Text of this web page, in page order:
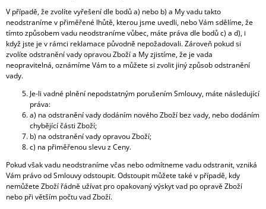
V případě, že zvolíte vyřešení dle bodů a) nebo b) a My vadu takto
neodstraníme v přiměřené lhůtě, kterou jsme uvedli, nebo Vám sdělíme, že
tímto způsobem vadu neodstraníme vůbec, máte práva dle bodů c) a d), i
když jste je v rámci reklamace původně nepožadovali. Zároveň pokud si
zvolíte odstranění vady opravou Zboží a My zjistíme, že je vada
neopravitelná, oznámíme Vám to a můžete si zvolit jiný způsob odstranění
vady.
Je-li vadné plnění nepodstatným porušením Smlouvy, máte následující
práva:
a) na odstranění vady dodáním nového Zboží bez vady, nebo dodáním
chybějící části Zboží;
b) na odstranění vady opravou Zboží;
c) na přiměřenou slevu z Ceny.
Pokud však vadu neodstraníme včas nebo odmítneme vadu odstranit, vzniká
Vám právo od Smlouvy odstoupit. Odstoupit můžete také v případě, kdy
nemůžete Zboží řádně užívat pro opakovaný výskyt vad po opravě Zboží
nebo při větším počtu vad Zboží.